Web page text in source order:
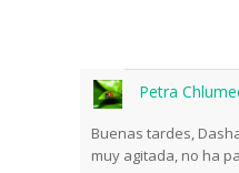
Petra
Buenas tardes,
muy agitada, no ha